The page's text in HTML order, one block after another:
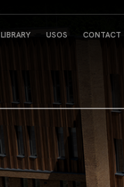
LIBRARY USOS CONTACT